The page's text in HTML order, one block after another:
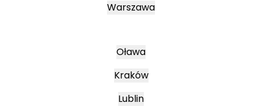
Warszawa
Oława
Kraków
Lublin